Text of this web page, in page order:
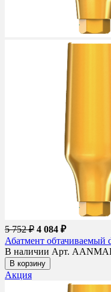
5 752 ₽ 4 084 ₽
Абатмент
В наличии Арт.
В корзину
Акция